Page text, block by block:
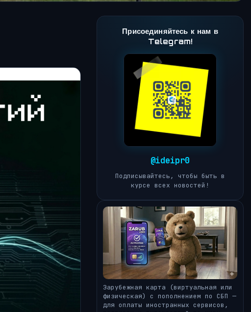
Присоединяйтесь к нам в
Telegram!
@ideipr0
Подписывайтесь, чтобы быть в
курсе всех новостей!
Зарубежная карта (виртуальная или
физическая) с пополнением по СБП —
для оплаты иностранных сервисов,